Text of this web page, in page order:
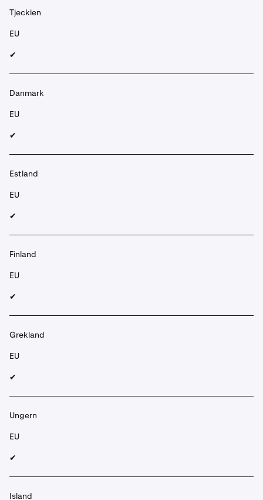
Tjeckien
EU
✔︎
Danmark
EU
✔︎
Estland
EU
✔︎
Finland
EU
✔︎
Grekland
EU
✔︎
Ungern
EU
✔︎
Island